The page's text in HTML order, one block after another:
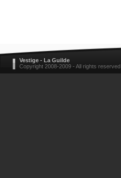
Vestige - La Guilde
Copyright 2008-2009 - All rights reserved